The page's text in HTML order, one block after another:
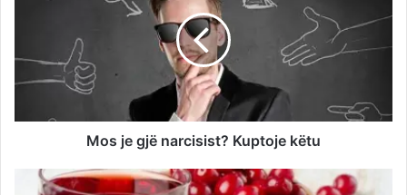
Mos je gjë narcisist? Kuptoje këtu